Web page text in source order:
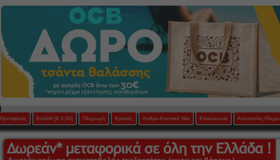
Προσφορές Καλάθι [€ 0,00] Πληρωμή Κριτικές Αρθρα-Καπνικά Νέα Επικοινωνία Αποστολές-